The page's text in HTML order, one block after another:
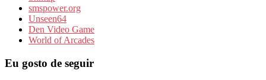
smspower.org
Unseen64
Den Video Game
World of Arcades
Eu gosto de seguir